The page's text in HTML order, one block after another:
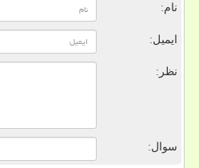
نام:
ایمیل:
نظر:
سوال: